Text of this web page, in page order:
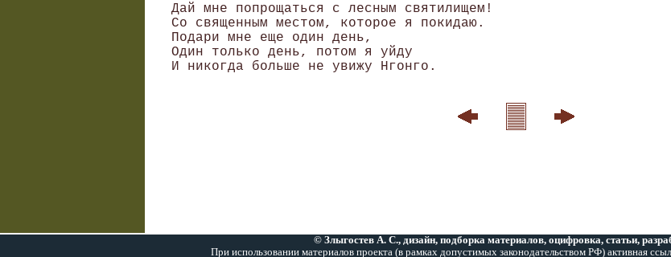
Дай мне попрощаться с лесным святилищем!
Со священным местом, которое я покидаю.
Подари мне еще один день,
Один только день, потом я уйду
И никогда больше не увижу Нгонго.
© Злыгостев А. С., дизайн, подборка материалов, оцифровка, статьи,
При использовании материалов проекта (в рамках допустимых законодательством РФ) активная